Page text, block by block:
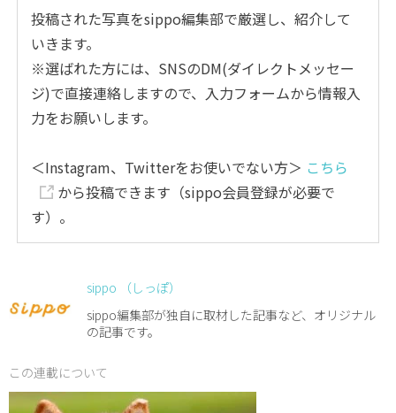
投稿された写真をsippo編集部で厳選し、紹介して
いきます。
※選ばれた方には、SNSのDM(ダイレクトメッセー
ジ)で直接連絡しますので、入力フォームから情報入
力をお願いします。
＜Instagram、Twitterをお使いでない方＞ こちら
から投稿できます（sippo会員登録が必要で
す）。
sippo （しっぽ）
sippo編集部が独自に取材した記事など、オリジナル
の記事です。
この連載について